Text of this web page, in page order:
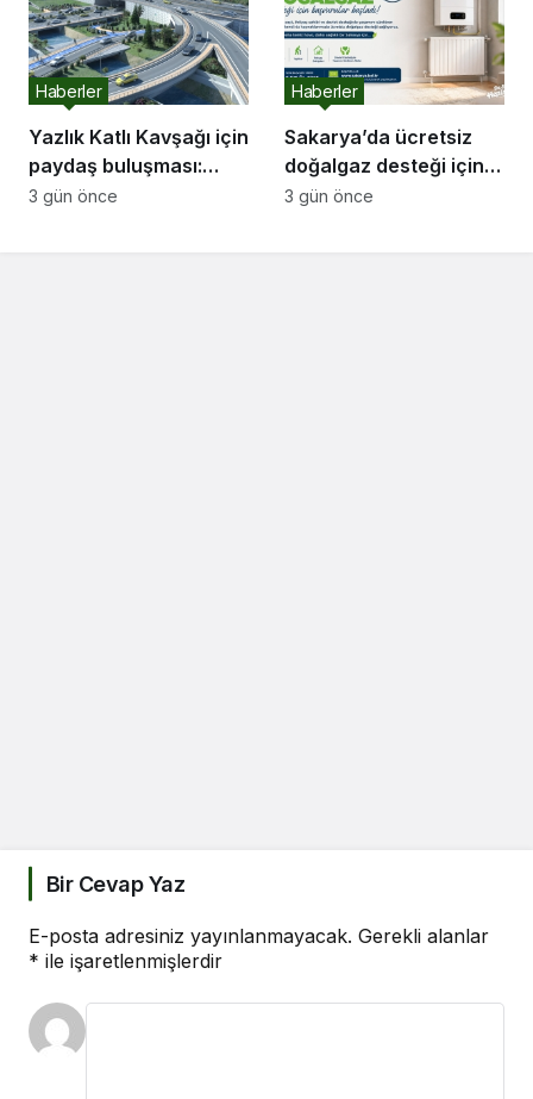
Edemez”
Yazlık Katlı Kavşağı için
paydaş buluşması:
“İletişim kanallarımız
Haberler
3 gün önce
Sakarya’da ücretsiz
doğalgaz desteği için
başvurular başladı
Haberler
3 gün önce
Bir Cevap Yaz
E-posta adresiniz yayınlanmayacak. Gerekli alanlar
* ile işaretlenmişlerdir